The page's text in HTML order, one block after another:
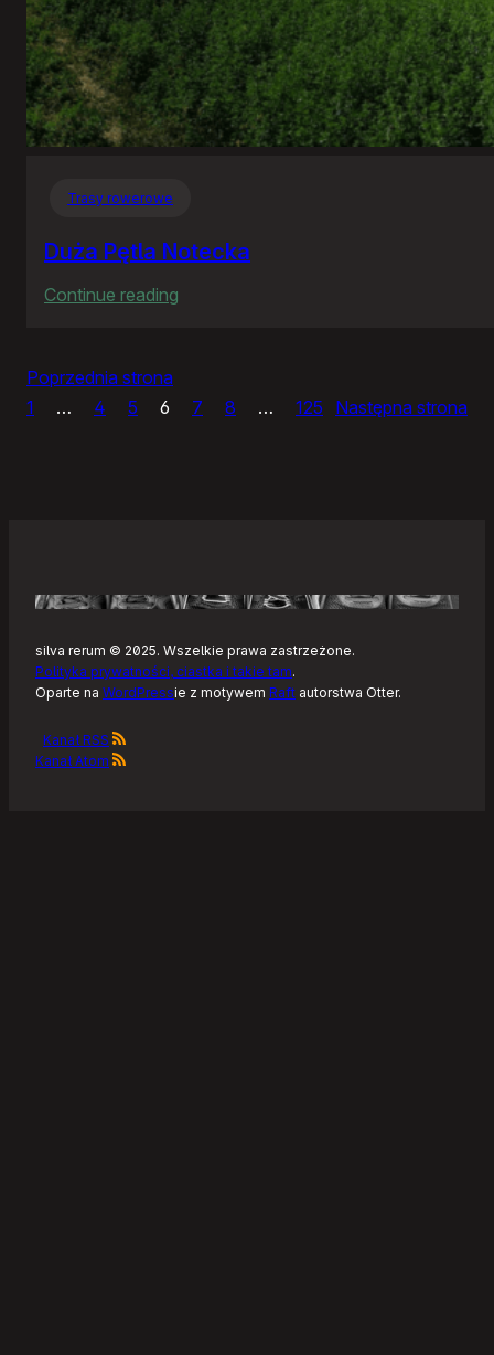
Trasy rowerowe
Duża Pętla Notecka
Continue reading
Poprzednia strona
1
… 4 5 6 7 8 … 125 Następna strona
silva rerum © 2025. Wszelkie prawa zastrzeżone.
Polityka prywatności, ciastka i takie tam.
Oparte na WordPressie z motywem Raft autorstwa Otter.
Kanał RSS
Kanał Atom